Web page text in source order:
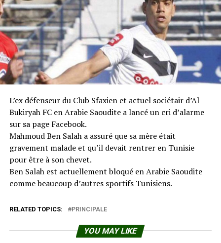
L’ex défenseur du Club Sfaxien et actuel sociétair d’Al-
Bukiryah FC en Arabie Saoudite a lancé un cri d’alarme
sur sa page Facebook.
Mahmoud Ben Salah a assuré que sa mère était
gravement malade et qu’il devait rentrer en Tunisie
pour être à son chevet.
Ben Salah est actuellement bloqué en Arabie Saoudite
comme beaucoup d’autres sportifs Tunisiens.
RELATED TOPICS: PRINCIPALE
YOU MAY LIKE